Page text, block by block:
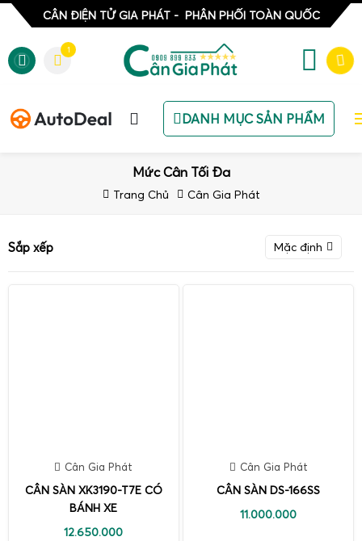
CÂN ĐIỆN TỬ GIA PHÁT - PHÂN PHỐI TOÀN QUỐC
1
DANH MỤC SẢN PHẨM
Mức Cân Tối Đa
Trang Chủ Cân Gia Phát
Sắp xếp Mặc định
Cân Gia Phát
CÂN SÀN XK3190-T7E CÓ
BÁNH XE
12.650.000
Cân Gia Phát
CÂN SÀN DS-166SS
11.000.000